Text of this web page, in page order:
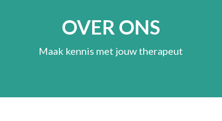
OVER ONS
Maak kennis met jouw therapeut